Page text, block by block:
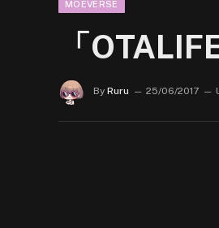
MOEVERSE
「
By Ruru 25/06/2017